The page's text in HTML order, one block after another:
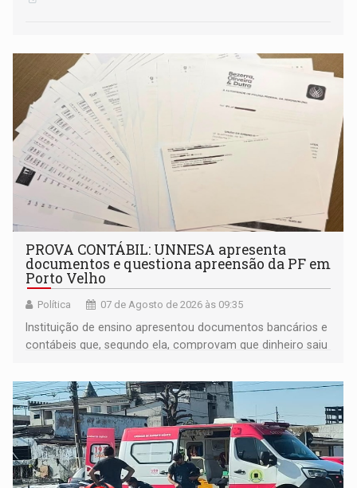
PROVA CONTÁBIL: UNNESA apresenta
documentos e questiona apreensão da PF em
Porto Velho
Política 07 de Agosto de 2026 às 09:35
Instituição de ensino apresentou documentos bancários e
contábeis que, segundo ela, comprovam que dinheiro saiu
apreendido quando já estava dentro da sede da entidade
— em pleno ano eleitoral em Rondônia